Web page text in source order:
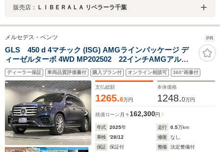
販売店： ＬＩＢＥＲＡＬＡ リベラーラ千葉
メルセデス・ベンツ PR
GLS 450 d 4マチック (ISG) AMGラインパッケージ デ
ィーゼルターボ 4WD MP202502 22インチAMGアルミ
ホイール パノラミックスライディングルーフ
Burmesterサラウンドサウンドシステム ソーダライト
ブルー
ディーラー保証 車両品質評価書付 購入プラン付 オンライン相談可 360°画像付
支払総額
1265.6万円
本体価格
1248.0万円
残価ローン 月々162,300円
年式 2025年 走行 0.5万km
車検
'28/12 修復
なし
保証
保証付 整備
法定整備付